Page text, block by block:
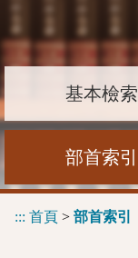
基本檢索
部首索引
::: 首頁 > 部首索引